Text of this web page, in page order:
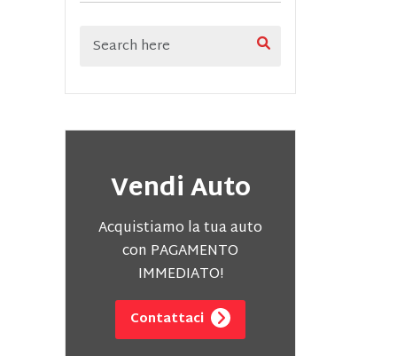
Vendi Auto
Acquistiamo la tua auto
con PAGAMENTO
IMMEDIATO!
Contattaci